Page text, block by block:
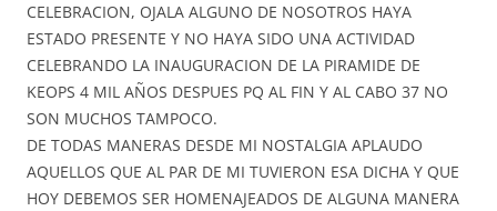
CELEBRACION, OJALA ALGUNO DE NOSOTROS HAYA
ESTADO PRESENTE Y NO HAYA SIDO UNA ACTIVIDAD
CELEBRANDO LA INAUGURACION DE LA PIRAMIDE DE
KEOPS 4 MIL AÑOS DESPUES PQ AL FIN Y AL CABO 37 NO
SON MUCHOS TAMPOCO.
DE TODAS MANERAS DESDE MI NOSTALGIA APLAUDO
AQUELLOS QUE AL PAR DE MI TUVIERON ESA DICHA Y QUE
HOY DEBEMOS SER HOMENAJEADOS DE ALGUNA MANERA